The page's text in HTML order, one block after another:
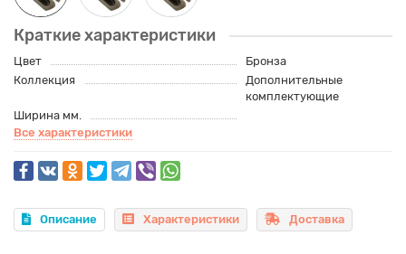
Краткие характеристики
Цвет
Бронза
Коллекция
Дополнительные
комплектующие
Ширина мм.
Все характеристики
Описание Характеристики Доставка